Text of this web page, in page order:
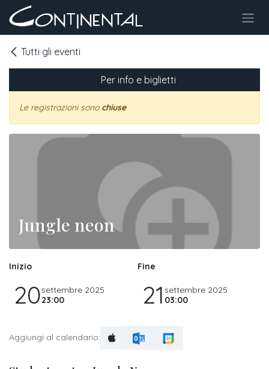
Passa al contenuto
Tutti gli eventi
Per info e biglietti
Le registrazioni sono chiuse
Jungle neon
Inizio
20settembre 2025
23:00
Fine
21 settembre 2025
03:00
Aggiungi al calendario: